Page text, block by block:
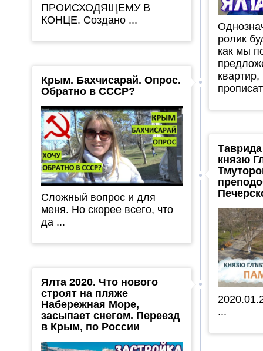
ПРОИСХОДЯЩЕМУ В
КОНЦЕ. Создано ...
ролик
как мы
Крым. Бахчисарай. Опрос.
Обратно в СССР?
Сложный вопрос и для
меня. Но скорее всего, что
да ...
князю
...
Ялта 2020. Что нового
строят на пляже
Набережная Море,
засыпает снегом. Переезд
в Крым, по России